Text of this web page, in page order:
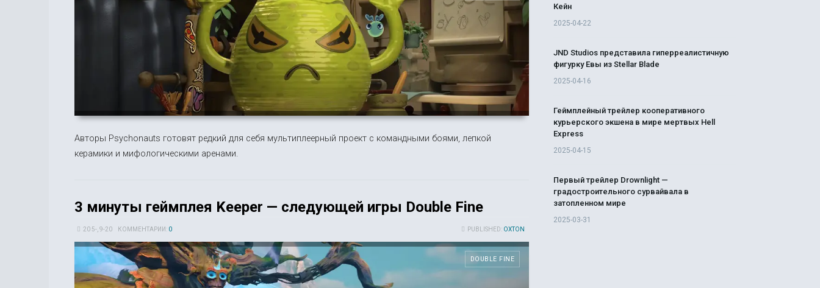
Авторы Psychonauts готовят редкий для себя мультиплеерный проект с командными боями, лепкой
керамики и мифологическими аренами.
3 минуты геймплея Keeper — следующей игры Double Fine
PUBLISHED: OXTON
20 5-, 9-20 КОММЕНТАРИИ: 0
DOUBLE FINE
Кейн
2025-04-22
JND Studios представила гиперреалистичную
фигурку Евы из Stellar Blade
2025-04-16
Геймплейный трейлер кооперативного
курьерского экшена в мире мертвых Hell
Express
2025-04-15
Первый трейлер Drownlight —
градостроительного сурвайвала в
затопленном мире
2025-03-31